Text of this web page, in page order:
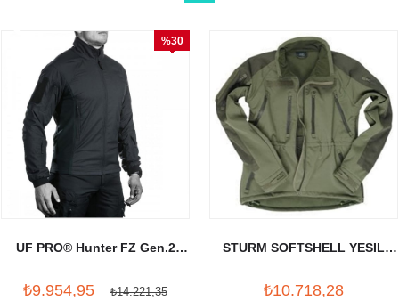
UF PRO® Hunter FZ Gen.2
₺9.954,95 ₺14.221,35
%30
STURM SOFTSHELL YESIL
₺10.718,28